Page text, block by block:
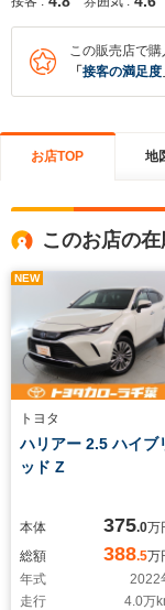
この販売店で
「 接客の満足度
お店TOP 地
このお店の在
NEW
トヨタ
ハリアー 2.5 ハイブ
ッド Z
本体 375.0万
総額
388.5万
年式
2022
走行
4.0万